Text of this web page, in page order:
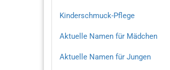
Kinderschmuck-Pflege
Aktuelle Namen für Mädchen
Aktuelle Namen für Jungen